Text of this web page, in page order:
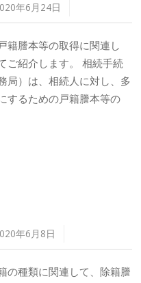
年6月24日
籍謄本等の取得に関連し
ご紹介します。 相続手続
局）は、相続人に対し、多
するための戸籍謄本等の
年6月8日
の種類に関連して、除籍謄